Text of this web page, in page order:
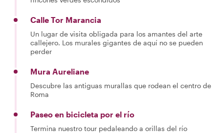
Calle Tor Marancia
Un lugar de visita obligada para los amantes del arte
callejero. Los murales gigantes de aquí no se pueden
perder
Mura Aureliane
Descubre las antiguas murallas que rodean el centro de
Roma
Paseo en bicicleta por el río
Termina nuestro tour pedaleando a orillas del río